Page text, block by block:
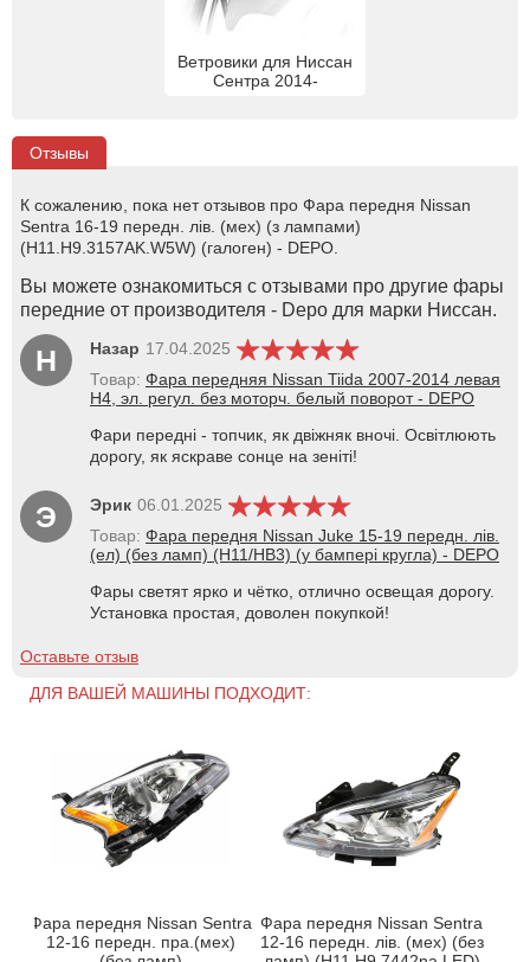
Ветровики для Ниссан
Сентра 2014-
Отзывы
К сожалению, пока нет отзывов про Фара передня Nissan
Sentra 16-19 передн. лів. (мех) (з лампами)
(H11.H9.3157AK.W5W) (галоген) - DEPO.
Вы можете ознакомиться с отзывами про другие фары
передние от производителя - Depo для марки Ниссан.
Н Назар 17.04.2025
Товар: Фара передняя Nissan Tiida 2007-2014 левая
H4, эл. регул. без моторч. белый поворот - DEPO
Фари передні - топчик, як двіжняк вночі. Освітлюють
дорогу, як яскраве сонце на зеніті!
Э Эрик 06.01.2025
Товар: Фара передня Nissan Juke 15-19 передн. лів.
(ел) (без ламп) (H11/HB3) (у бампері кругла) - DEPO
Фары светят ярко и чётко, отлично освещая дорогу.
Установка простая, доволен покупкой!
Оставьте отзыв
ДЛЯ ВАШЕЙ МАШИНЫ ПОДХОДИТ:
Фара передня Nissan Sentra
12-16 передн. пра.(мех)
Фара передня Nissan Sentra
12-16 передн. лів. (мех) (без